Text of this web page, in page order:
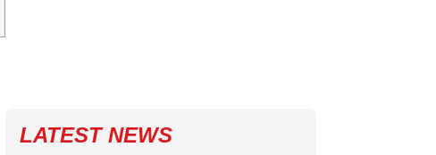
LATEST NEWS